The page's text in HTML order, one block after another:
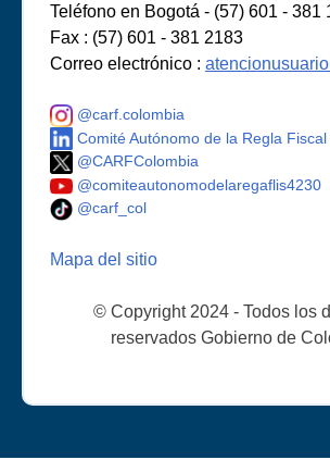
Teléfono en Bogotá - (57) 601 - 381
Fax : (57) 601 - 381 2183
Correo electrónico :
@carf.colombia
Comité Autónomo de la Regla Fiscal
@CARFColombia
@comiteautonomodelaregaflis4230
@carf_col
Mapa del sitio
© Copyright 2024 - Todos los
reservados Gobierno de